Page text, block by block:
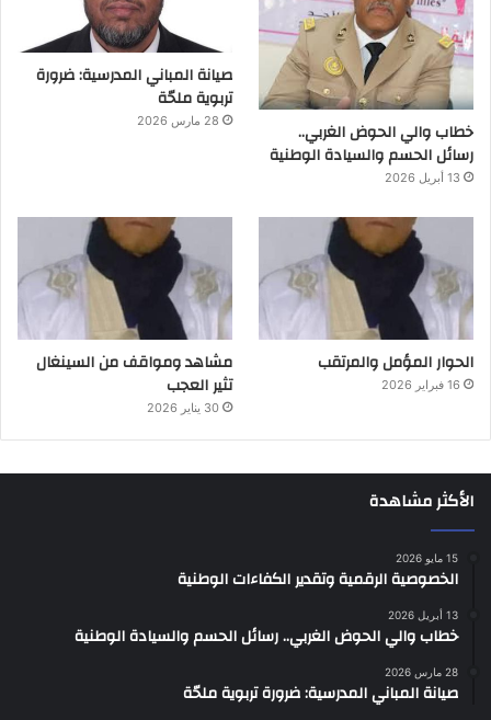
خطاب والي الحوض الغربي..
رسائل الحسم والسيادة الوطنية
13 أبريل 2026
صيانة المباني المدرسية: ضرورة
تربوية ملحّة
28 مارس 2026
الحوار المؤمل والمرتقب
16 فبراير 2026
مشاهد ومواقف من السينغال
تثير العجب
30 يناير 2026
الأكثر مشاهدة
15 مايو 2026
الخصوصية الرقمية وتقدير الكفاءات الوطنية
13 أبريل 2026
خطاب والي الحوض الغربي.. رسائل الحسم والسيادة الوطنية
28 مارس 2026
صيانة المباني المدرسية: ضرورة تربوية ملحّة